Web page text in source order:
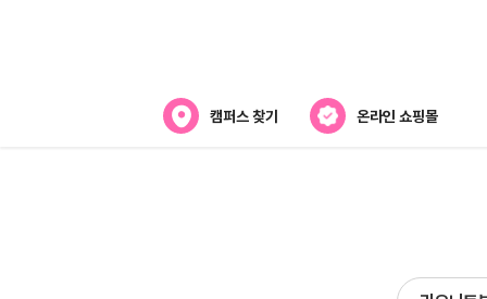
캠퍼스 찾기 온라인 쇼핑몰